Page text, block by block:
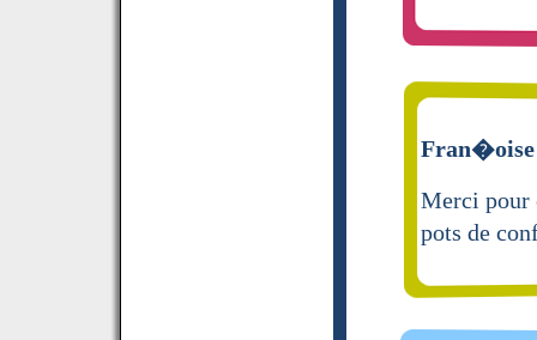
Merci pour
pots de